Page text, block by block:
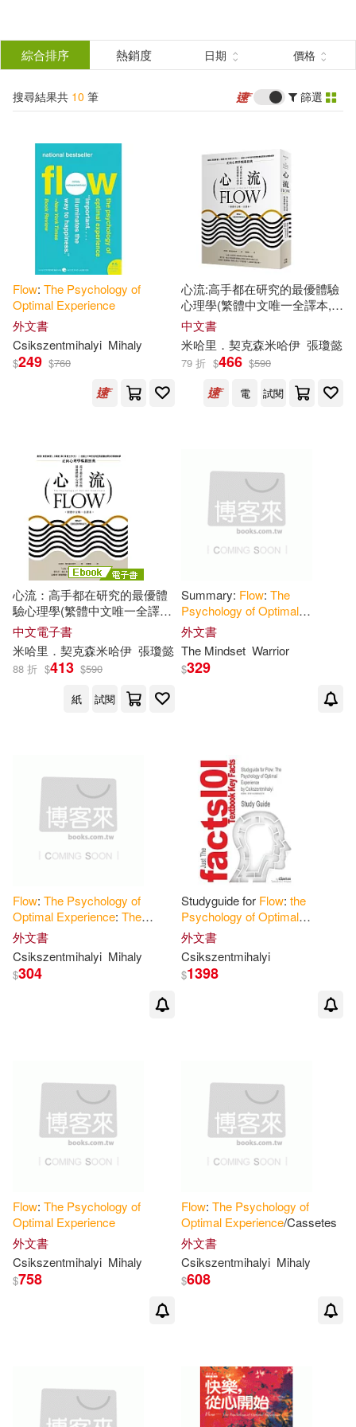
結
分類 (單選)
所有商品(10) 圖書(9)
電子書(1)
(可複選)
Csikszentmihalyi(6)
Mihaly(5)
米哈里．契克森米哈伊(2)
契克森米哈賴(1)
出版社 (可複選)
Ingram(2) 行路(2)
Createspace Independent Pub(1)
Nightingale Conant Corp(1)
Simon & Schuster(1)
天下文化(1)
配送方式
可新加坡店取(9)
電子書
現在可購買商品(3)
綜合排序 熱銷度 日期 價格
搜尋結果共 10 筆 篩選
Flow: The Psychology of
Optimal Experience
外文書
Csikszentmihalyi Mihaly
$249 $760
心流:高手都在研究的最優體驗
心理學(繁體中文唯一全譯本,三
版)
中文書
米哈里．契克森米哈伊 張瓊懿
79 折 $466 $590
電
試閱
心流：高手都在研究的最優體
驗心理學(繁體中文唯一全譯
本，三版) (電子書)
中文電子書
米哈里．契克森米哈伊 張瓊懿
88 折 $413 $590
紙
試閱
Summary: Flow: The
Psychology ofOptimal
Experience
Csikszentmihalyi
外文書
The Mindset Warrior
$329
Flow: The Psychology of
Optimal Experience: The
Mindset Warrior Summary
Guide
外文書
Csikszentmihalyi Mihaly
$304
Studyguide for Flow: the
Psychology ofOptimal
Experience
外文書
Csikszentmihalyi
$1398
Flow: The Psychology of
Optimal Experience
外文書
Csikszentmihalyi Mihaly
$758
Flow: The Psychology of
Optimal Experience/Cassetes
外文書
Csikszentmihalyi Mihaly
$608